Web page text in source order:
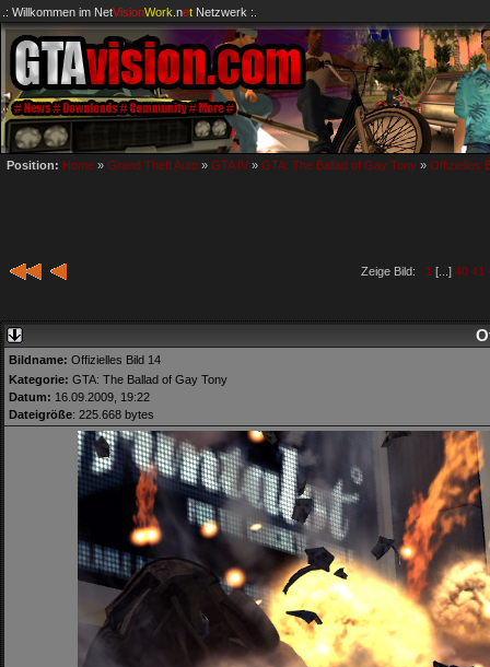
.: Willkommen im NetVisionWork .netNetzwerk :.
Position: Home » Grand Theft Auto » GTA IV » GTA: The Ballad of Gay Tony » Offizielles
Zeige Bild: 1 [...] 40 41
Bildname: Offizielles Bild 14
Kategorie: GTA: The Ballad of Gay Tony
Datum: 16.09.2009, 19:22
Dateigröße: 225.668 bytes